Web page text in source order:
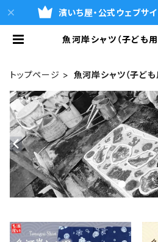
濱いち屋・公式ウェブサ
魚河岸シャツ（子ども
トップページ 魚河岸シャツ（子ども